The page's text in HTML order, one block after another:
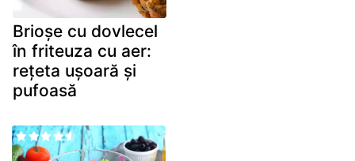
Brioșe cu dovlecel
în friteuza cu aer:
rețeta ușoară și
pufoasă